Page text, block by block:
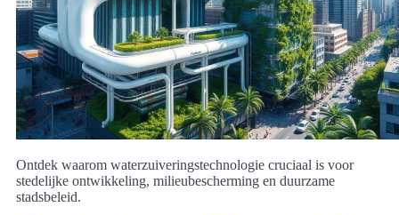
Ontdek waarom waterzuiveringstechnologie cruciaal is voor
stedelijke ontwikkeling, milieubescherming en duurzame
stadsbeleid.